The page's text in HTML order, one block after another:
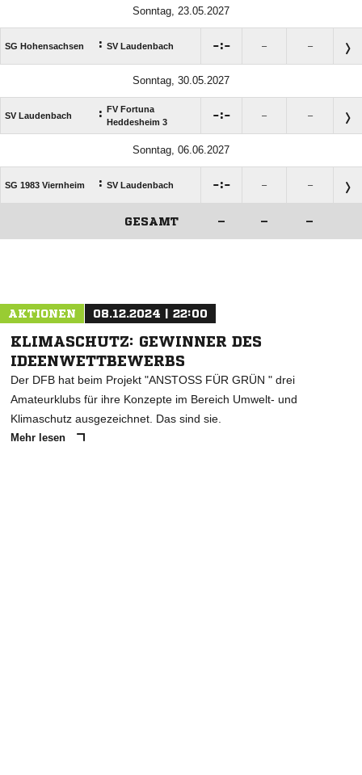
Sonntag, 23.05.2027
SG Hohensachsen : SV Laudenbach : – –
Sonntag, 30.05.2027
SV Laudenbach : FV Fortuna
Heddesheim 3
: – –
Sonntag, 06.06.2027
SG 1983 Viernheim : SV Laudenbach : – –
GESAMT – – –
AKTIONEN 08.12.2024 | 22:00
KLIMASCHUTZ: GEWINNER DES
IDEENWETTBEWERBS
Der DFB hat beim Projekt "ANSTOSS FÜR GRÜN " drei
Amateurklubs für ihre Konzepte im Bereich Umwelt- und
Klimaschutz ausgezeichnet. Das sind sie.
Mehr lesen